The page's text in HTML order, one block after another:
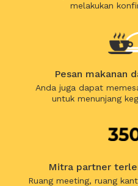
melakukan
Pesan makanan
Anda juga dapat
untuk menunjang
Mitra partner
Ruang meeting, ruang